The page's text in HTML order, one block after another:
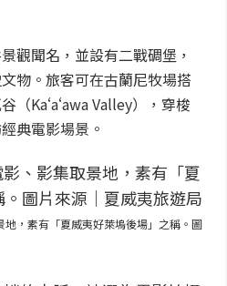
觀聞名，並設有二戰碉堡，
物。旅客可在古蘭尼牧場搭
（Kaʻaʻawa Valley），穿梭
典電影場景。
，素有「夏威夷好萊塢後場」之稱。圖